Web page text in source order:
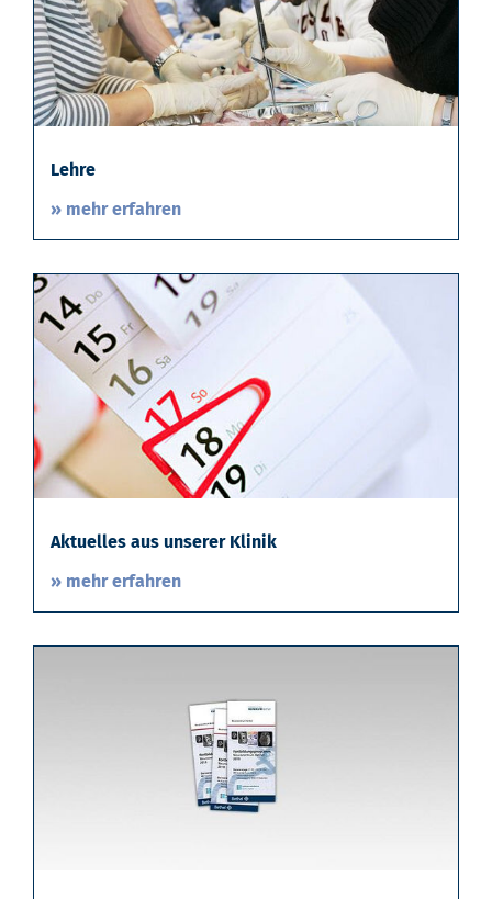
Lehre
» mehr erfahren
Aktuelles aus unserer Klinik
» mehr erfahren